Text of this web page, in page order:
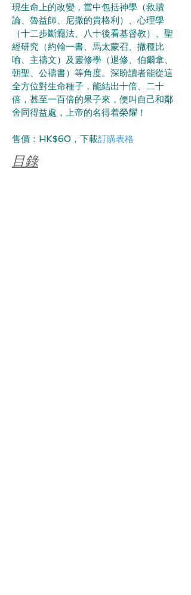
現生命上的改變，當中包括神學（救贖
論、魯益師、尼撒的貴格利）、心理學
（十二步斷癮法、八十後看基督教）、聖
經研究（約翰一書、馬太蒙召、撒種比
喻、主禱文）及靈修學（退修、伯爾拿、
朝聖、公禱書）等角度。深盼讀者能從這
全方位對生命種子，能結出十倍、二十
倍，甚至一百倍的果子來，便叫自己和鄰
舍同得益處，上帝的名得着榮耀！
售價：HK$60，下載訂購表格
目錄